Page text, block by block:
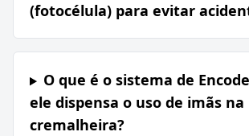
(fotocélula) para evitar
O que é o sistema de
ele dispensa o uso de imãs na
cremalheira?